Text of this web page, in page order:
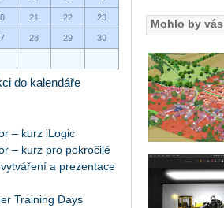
21 22 23
28 29 30
do kalendáře
– kurz iLogic
– kurz pro pokročilé
a prezentace
Training Days
Mohlo by